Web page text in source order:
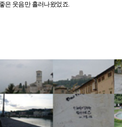
은 웃음만 흘러나왔었죠.